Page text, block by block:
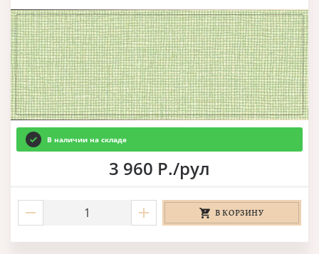
В наличии на складе
3 960 Р./рул
В КОРЗИНУ